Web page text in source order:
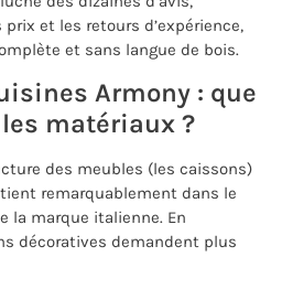
et les retours d’expérience,
et sans langue de bois.
Armony : que
matériaux ?
des meubles (les caissons)
remarquablement dans le
la marque italienne. En
décoratives demandent plus